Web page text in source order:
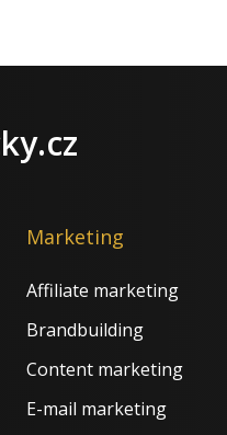
Marketing
Affiliate marketing
Brandbuilding
Content marketing
E-mail marketing